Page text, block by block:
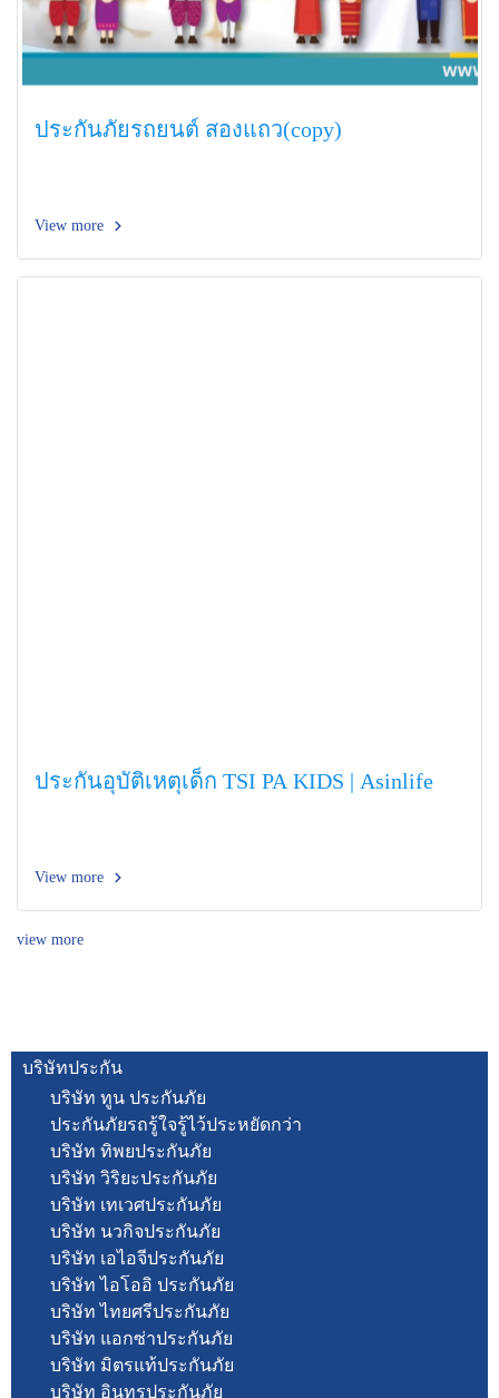
ประกันภัยรถยนต์ สองแถว(copy)
View more
ประกันอุบัติเหตุเด็ก TSI PA KIDS | Asinlife
View more
view more
บริษัทประกัน
บริษัท ทูน ประกันภัย
ประกันภัยรถรู้ใจรู้ไว้ประหยัดกว่า
บริษัท ทิพยประกันภัย
บริษัท วิริยะประกันภัย
บริษัท เทเวศประกันภัย
บริษัท นวกิจประกันภัย
บริษัท เอไอจีประกันภัย
บริษัท ไอโออิ ประกันภัย
บริษัท ไทยศรีประกันภัย
บริษัท แอกซ่าประกันภัย
บริษัท มิตรแท้ประกันภัย
บริษัท อินทรประกันภัย